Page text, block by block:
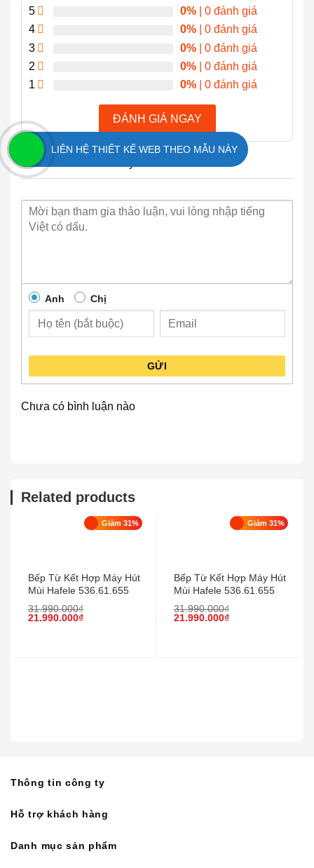
5 0% | 0 đánh giá
4
0% | 0 đánh giá
3
0% | 0 đánh giá
2
0% | 0 đánh giá
1
0% | 0 đánh giá
ĐÁNH GIÁ NGAY
There are no reviews yet.
Anh Chị
GỬI
Chưa có bình luận nào
Related products
Giảm 31%
Bếp Từ Kết Hợp Máy Hút
Mùi Hafele 536.61.655
31.990.000₫
21.990.000₫
Giảm 31%
Bếp Từ Kết Hợp Máy Hút
Mùi Hafele 536.61.655
31.990.000₫
21.990.000₫
Thông tin công ty
Hỗ trợ khách hàng
Danh mục sản phẩm
LIÊN HỆ THIẾT KẾ WEB THEO MẪU NÀY